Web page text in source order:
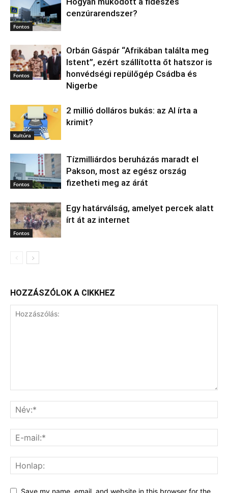
Fontos
cenzúrarendszer?
Fontos
Orbán Gáspár “Afrikában találta meg
Istent”, ezért szállította őt hatszor is
honvédségi repülőgép Csádba és
Nigerbe
Kultúra
2 millió dolláros bukás: az AI írta a
krimit?
Fontos
Tízmilliárdos beruházás maradt el
Pakson, most az egész ország
fizetheti meg az árát
Fontos
Egy határválság, amelyet percek alatt
írt át az internet
HOZZÁSZÓLOK A CIKKHEZ
Save my name, email, and website in this browser for the